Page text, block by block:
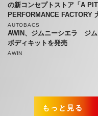
の新コンセプトストア「A
PERFORMANCE FACTORY
AUTOBACS
AWIN、ジムニーシエラ ジ
ボディキットを発売
AWIN
もっと見る